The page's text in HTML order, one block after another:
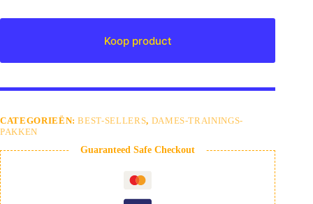
Koop product
CATEGORIEËN:BEST-SELLERS, DAMES-TRAININGS-
PAKKEN
Guaranteed Safe Checkout